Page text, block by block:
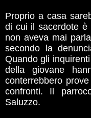
Proprio a casa
di cui il sacerdote è
non aveva mai
secondo la
Quando gli
della giovane
conterrebbero
confronti. Il
Saluzzo.